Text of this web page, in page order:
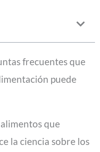
frecuentes que
puede
que
la ciencia sobre los